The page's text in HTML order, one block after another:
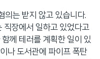
의는 받지 않고 있습니다.
직장에서 일하고 있었다고
께 테러를 계획한 일이 있
나 도서관에 파이프 폭탄